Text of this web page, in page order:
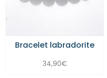
Bracelet labradorite
34,90€